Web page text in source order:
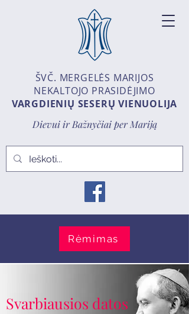
ŠVČ. MERGELĖS MARIJOS
NEKALTOJO PRASIDĖJIMO
VARGDIENIŲ SESERŲ VIENUOLIJA
Dievui ir Bažnyčiai per Mariją
Rėmimas
Svarbiausios datos